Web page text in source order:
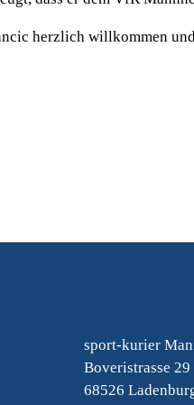
herzlich willkommen
sport-kurier
Boveristrasse 29
68526